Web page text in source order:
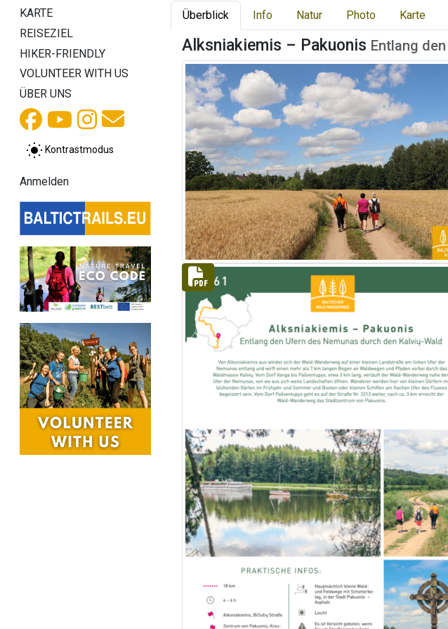
KARTE
REISEZIEL
HIKER-FRIENDLY
VOLUNTEER WITH US
ÜBER UNS
Kontrastmodus
Anmelden
Überblick Info Natur Photo Karte
Alksniakiemis – Pakuonis Entlang